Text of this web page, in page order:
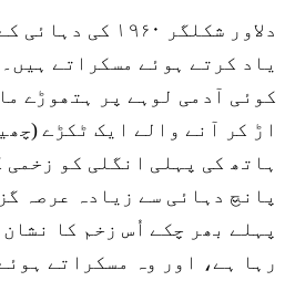
دلاور شکلگر ۱۹۶۰
یاد کرتے ہوئے مسکراتے
کوئی آدمی لوہے پر ہتھوڑے
اڑ کر آنے والے ایک ٹکڑے
ہاتھ کی پہلی انگلی کو زخمی
پانچ دہائی سے زیادہ عرصہ
پہلے بھر چکے اُس زخم کا
رہا ہے، اور وہ مسکراتے